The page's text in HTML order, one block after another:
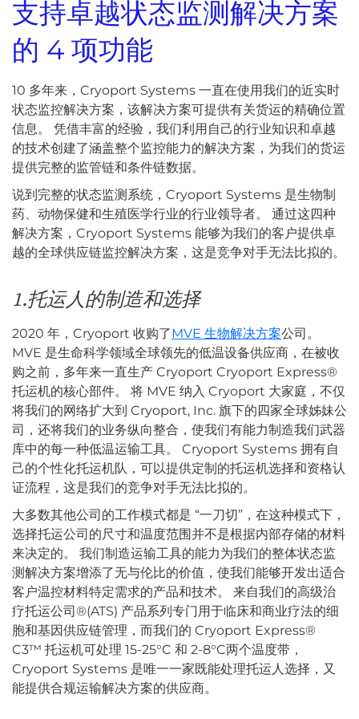
支持卓越状态监测解决方案
的 4 项功能
10 多年来，Cryoport Systems 一直在使用我们的近实时
状态监控解决方案，该解决方案可提供有关货运的精确位置
信息。 凭借丰富的经验，我们利用自己的行业知识和卓越
的技术创建了涵盖整个监控能力的解决方案，为我们的货运
提供完整的监管链和条件链数据。
说到完整的状态监测系统，Cryoport Systems 是生物制
药、动物保健和生殖医学行业的行业领导者。 通过这四种
解决方案，Cryoport Systems 能够为我们的客户提供卓
越的全球供应链监控解决方案，这是竞争对手无法比拟的。
1.托运人的制造和选择
2020 年，Cryoport 收购了MVE 生物解决方案公司。
MVE 是生命科学领域全球领先的低温设备供应商，在被收
购之前，多年来一直生产 Cryoport Cryoport Express®
托运机的核心部件。 将 MVE 纳入 Cryoport 大家庭，不仅
将我们的网络扩大到 Cryoport, Inc. 旗下的四家全球姊妹公
司，还将我们的业务纵向整合，使我们有能力制造我们武器
库中的每一种低温运输工具。 Cryoport Systems 拥有自
己的个性化托运机队，可以提供定制的托运机选择和资格认
证流程，这是我们的竞争对手无法比拟的。
大多数其他公司的工作模式都是 “一刀切”，在这种模式下，
选择托运公司的尺寸和温度范围并不是根据内部存储的材料
来决定的。 我们制造运输工具的能力为我们的整体状态监
测解决方案增添了无与伦比的价值，使我们能够开发出适合
客户温控材料特定需求的产品和技术。 来自我们的高级治
疗托运公司®(ATS) 产品系列专门用于临床和商业疗法的细
胞和基因供应链管理，而我们的 Cryoport Express®
C3™ 托运机可处理 15-25°C 和 2-8°C两个温度带，
Cryoport Systems 是唯一一家既能处理托运人选择，又
能提供合规运输解决方案的供应商。